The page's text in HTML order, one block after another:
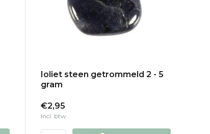
Ioliet steen getrommeld 2 - 5
gram
€2,95
Incl. btw